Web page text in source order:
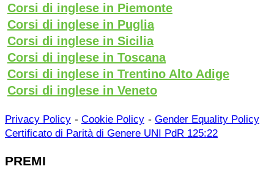
Corsi di inglese in Piemonte
Corsi di inglese in Puglia
Corsi di inglese in Sicilia
Corsi di inglese in Toscana
Corsi di inglese in Trentino Alto Adige
Corsi di inglese in Veneto
Privacy Policy - Cookie Policy - Gender Equality Policy
Certificato di Parità di Genere UNI PdR 125:22
PREMI